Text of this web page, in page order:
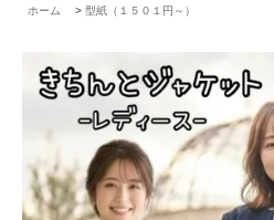
ホーム
> 型紙（１５０１円～）